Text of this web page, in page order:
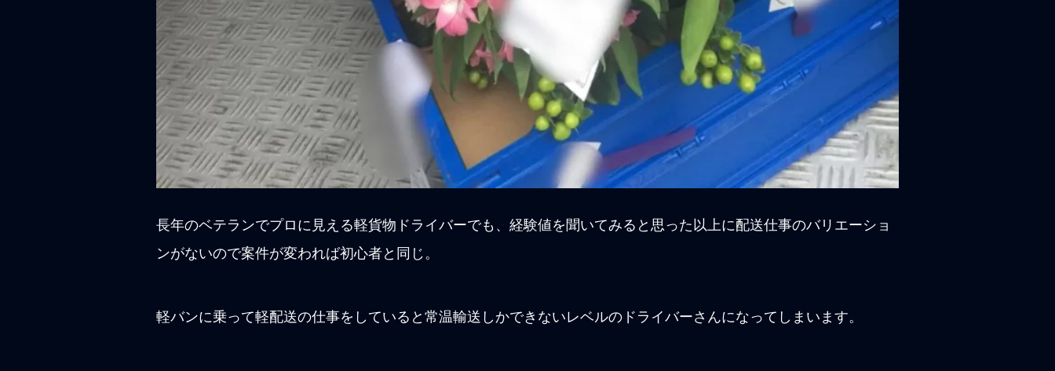
長年のベテランでプロに見える軽貨物ドライバーでも、経験値を聞いてみると思った以上に配送仕事のバリエーショ
ンがないので案件が変われば初心者と同じ。
軽バンに乗って軽配送の仕事をしていると常温輸送しかできないレベルのドライバーさんになってしまいます。